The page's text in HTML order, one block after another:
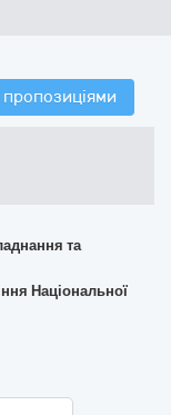
та
Національної